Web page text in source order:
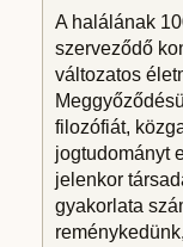
A halálának
szerveződő
változatos
filozófiát,
jogtudományt
jelenkor
gyakorlata